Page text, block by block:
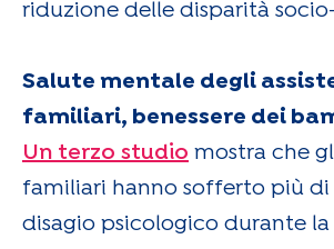
riduzione delle disparità
Salute mentale degli
familiari, benessere dei
Un terzo studio mostra che
familiari hanno sofferto più di
disagio psicologico durante